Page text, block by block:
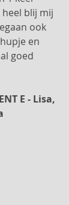
blij mij
ook
en
goed
E - Lisa,